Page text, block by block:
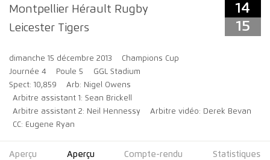
Montpellier Hérault Rugby
Leicester Tigers
14
15
dimanche 15 décembre 2013
Champions Cup
Journée 4
Poule 5
GGL Stadium
Spect: 10,859
Arb: Nigel Owens
Arbitre assistant 1: Sean Brickell
Arbitre assistant 2: Neil Hennessy
Arbitre vidéo: Derek Bevan
CC: Eugene Ryan
Aperçu Aperçu Compte-rendu Statistiques